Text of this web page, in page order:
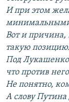
И при этом
минимальными
Вот и причина,
такую позицию.
Под Лукашенко
что против
Не понятно,
А слову